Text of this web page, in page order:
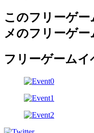
このフリーゲ
メのフリーゲー
フリーゲームイ